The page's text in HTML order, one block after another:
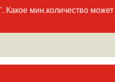
мин.количество может